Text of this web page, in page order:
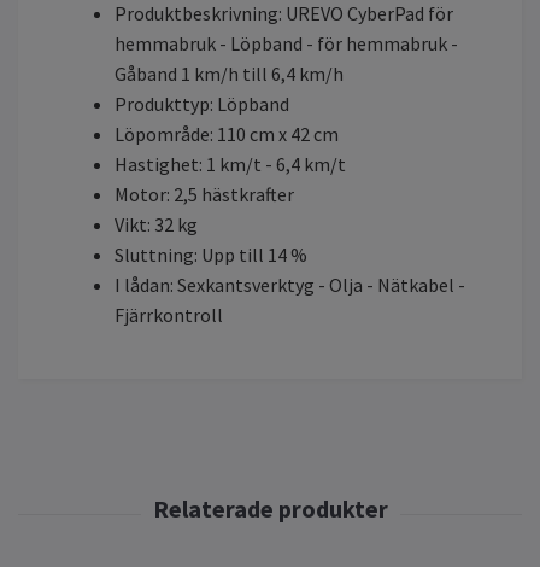
Produktbeskrivning: UREVO CyberPad för
hemmabruk - Löpband - för hemmabruk -
Gåband 1 km/h till 6,4 km/h
Produkttyp: Löpband
Löpområde: 110 cm x 42 cm
Hastighet: 1 km/t - 6,4 km/t
Motor: 2,5 hästkrafter
Vikt: 32 kg
Sluttning: Upp till 14 %
I lådan: Sexkantsverktyg - Olja - Nätkabel -
Fjärrkontroll